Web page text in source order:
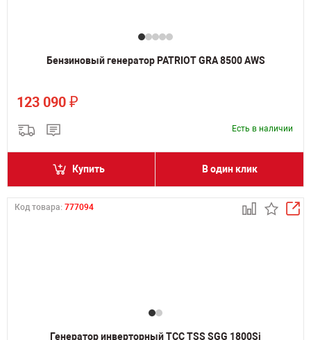
Бензиновый генератор PATRIOT GRA 8500 AWS
123 090 ₽
Есть в наличии
Купить В один клик
Код товара: 777094
Генератор инверторный ТСС TSS SGG 1800Si